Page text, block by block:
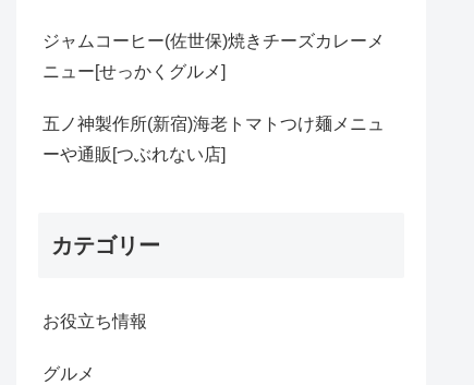
ジャムコーヒー(佐世保)焼きチーズカレーメ
ニュー[せっかくグルメ]
五ノ神製作所(新宿)海老トマトつけ麺メニュ
ーや通販[つぶれない店]
カテゴリー
お役立ち情報
グルメ